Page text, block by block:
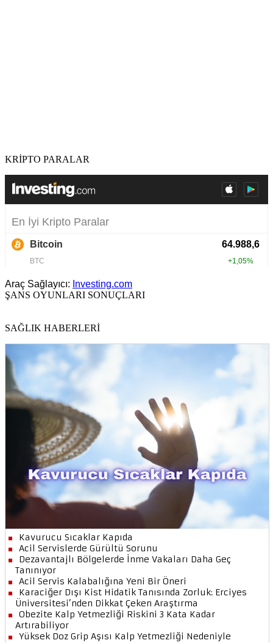
KRİPTO PARALAR
Araç Sağlayıcı: Investing.com
ŞANS OYUNLARI SONUÇLARI
SAĞLIK HABERLERİ